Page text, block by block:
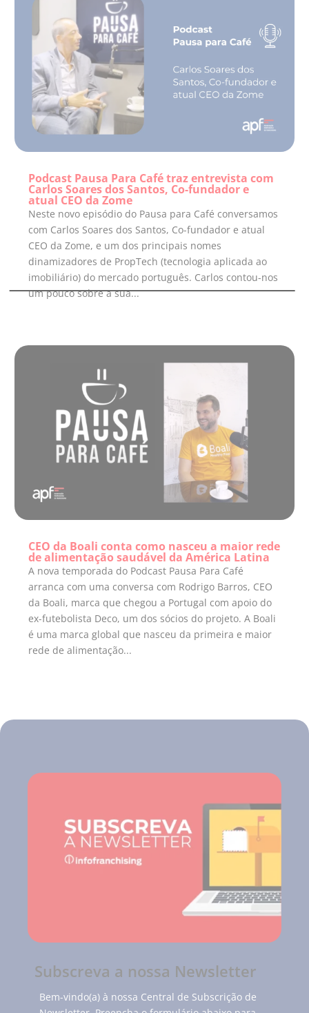
Podcast Pausa Para Café traz entrevista com
Carlos Soares dos Santos, Co-fundador e
atual CEO da Zome
Neste novo episódio do Pausa para Café conversamos
com Carlos Soares dos Santos, Co-fundador e atual
CEO da Zome, e um dos principais nomes
dinamizadores de PropTech (tecnologia aplicada ao
imobiliário) do mercado português. Carlos contou-nos
um pouco sobre a sua...
CEO da Boali conta como nasceu a maior rede
de alimentação saudável da América Latina
A nova temporada do Podcast Pausa Para Café
arranca com uma conversa com Rodrigo Barros, CEO
da Boali, marca que chegou a Portugal com apoio do
ex-futebolista Deco, um dos sócios do projeto. A Boali
é uma marca global que nasceu da primeira e maior
rede de alimentação...
Subscreva a nossa Newsletter
Bem-vindo(a) à nossa Central de Subscrição de